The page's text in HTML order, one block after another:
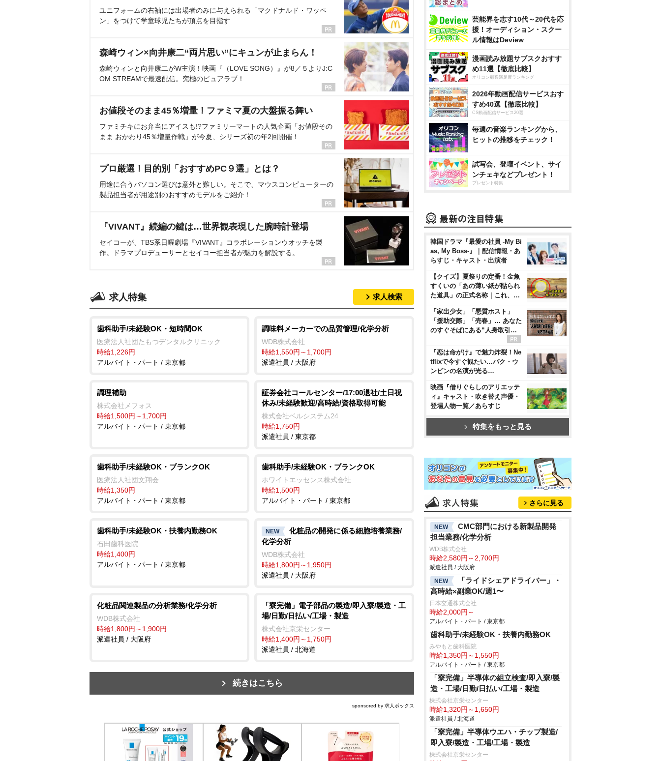
ユニフォームの右袖には出場者のみに与えられる「マクドナルド・ワッペ
ン」をつけて学童球児たちが頂点を目指す
森崎ウィン×向井康二“両片思い”にキュンが止まらん！
森崎ウィンと向井康二がW主演！映画『（LOVE SONG）』が8／５よりJ:C
OM STREAMで最速配信。究極のピュアラブ！
お値段そのまま45％増量！ファミマ夏の大盤振る舞い
ファミチキにお弁当にアイスも!?ファミリーマートの人気企画「お値段その
まま おかわり45％増量作戦」が今夏、シリーズ初の年2回開催！
プロ厳選！目的別「おすすめPC９選」とは？
用途に合うパソコン選びは意外と難しい。そこで、マウスコンピューターの
製品担当者が用途別のおすすめモデルをご紹介！
『VIVANT』続編の鍵は…世界観表現した腕時計登場
セイコーが、TBS系日曜劇場『VIVANT』コラボレーションウオッチを製
作。ドラマプロデューサーとセイコー担当者が魅力を解説する。
求人特集 求人検索
歯科助手/未経験OK・短時間OK
医療法人社団たもつデンタルクリニック
時給1,226円
アルバイト・パート / 東京都
調味料メーカーでの品質管理/化学分析
WDB株式会社
時給1,550円～1,700円
派遣社員 / 大阪府
調理補助
株式会社メフォス
時給1,500円～1,700円
アルバイト・パート / 東京都
証券会社コールセンター/17:00退社/土日祝
休み/未経験歓迎/高時給/資格取得可能
株式会社ベルシステム24
時給1,750円
派遣社員 / 東京都
歯科助手/未経験OK・ブランクOK
医療法人社団文翔会
時給1,350円
アルバイト・パート / 東京都
歯科助手/未経験OK・ブランクOK
ホワイトエッセンス株式会社
時給1,500円
アルバイト・パート / 東京都
歯科助手/未経験OK・扶養内勤務OK
石田歯科医院
時給1,400円
アルバイト・パート / 東京都
NEW
化粧品の開発に係る細胞培養業務/
化学分析
WDB株式会社
時給1,800円～1,950円
派遣社員 / 大阪府
化粧品関連製品の分析業務/化学分析
WDB株式会社
時給1,800円～1,900円
派遣社員 / 大阪府
「寮完備」電子部品の製造/即入寮/製造・工
場/日勤/日払い/工場・製造
株式会社京栄センター
時給1,400円～1,750円
派遣社員 / 北海道
続きはこちら
sponsored by 求人ボックス
芸能界を志す10代～20代を応
援！オーディション・スクー
ル情報はDeview
漫画読み放題サブスクおすす
め11選【徹底比較】
オリコン顧客満足度ランキング
2026年動画配信サービスおす
すめ40選【徹底比較】
CS動画配信サービス20選
毎週の音楽ランキングから、
ヒットの推移をチェック！
試写会、登壇イベント、サイ
ンチェキなどプレゼント！
プレゼント特集
韓国ドラマ『最愛の社員 -My Bi
as, My Boss-』｜配信情報・あ
らすじ・キャスト・出演者
【クイズ】夏祭りの定番！金魚
すくいの「あの薄い紙が貼られ
た道具」の正式名称｜これ、…
「家出少女」「悪質ホスト」
「援助交際」「売春」… あなた
のすぐそばにある“人身取引…
『恋は命がけ』で魅力炸裂！Ne
tflixで今すぐ観たい…パク・ウ
ンビンの名演が光る…
映画『借りぐらしのアリエッテ
ィ』キャスト・吹き替え声優・
登場人物一覧／あらすじ
特集をもっと見る
さらに見る
NEW
CMC部門における新製品開発
担当業務/化学分析
WDB株式会社
時給2,580円～2,700円
派遣社員 / 大阪府
NEW
「ライドシェアドライバー」・
高時給×副業OK/週1〜
日本交通株式会社
時給2,000円～
アルバイト・パート / 東京都
歯科助手/未経験OK・扶養内勤務OK
みやもと歯科医院
時給1,350円～1,550円
アルバイト・パート / 東京都
「寮完備」半導体の組立検査/即入寮/製
造・工場/日勤/日払い/工場・製造
株式会社京栄センター
時給1,320円～1,650円
派遣社員 / 北海道
「寮完備」半導体ウエハ・チップ製造/
即入寮/製造・工場/工場・製造
株式会社京栄センター